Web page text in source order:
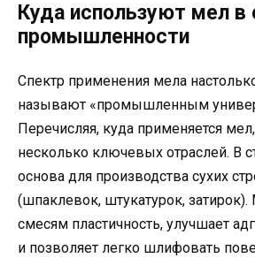
Куда используют мел в
промышленности
Спектр применения мела
называют «промышленным
Перечисляя, куда применяется
несколько ключевых отраслей. В
основа для производства сухих
(шпаклевок, штукатурок,
смесям пластичность, улучшает
и позволяет легко шлифовать